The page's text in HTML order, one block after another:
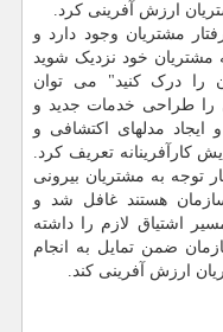
ارزش آفرینی کرد.
مشتریان وجود دارد و
مشتریان خود نزدیک شوید
را درک کنید" می‏ توان
را طراحی خدمات جدید و
ایجاد مدلهای اکتشافی و
کارآفرینانه تعریف کرد.
توجه به مشتریان بیرونی
سازمان هستند غافل شد و
اشتیاق لازم را داشته
ضمن تمایل به انجام
ارزش آفرینی کند.